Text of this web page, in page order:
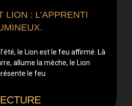
LION : L’APPRENTI
le Lion est le feu affirmé. Là
allume la mèche, le Lion
le feu